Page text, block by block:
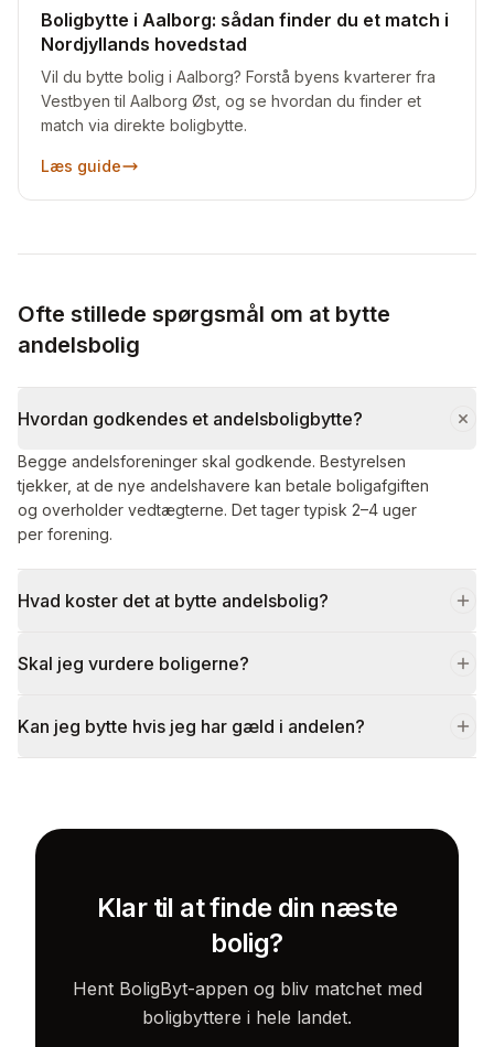
Boligbytte i Aalborg: sådan finder du et match i
Nordjyllands hovedstad
Vil du bytte bolig i Aalborg? Forstå byens kvarterer fra
Vestbyen til Aalborg Øst, og se hvordan du finder et
match via direkte boligbytte.
Læs guide
Ofte stillede spørgsmål om at bytte
andelsbolig
Hvordan godkendes et andelsboligbytte?
Begge andelsforeninger skal godkende. Bestyrelsen
tjekker, at de nye andelshavere kan betale boligafgiften
og overholder vedtægterne. Det tager typisk 2–4 uger
per forening.
Hvad koster det at bytte andelsbolig?
Skal jeg vurdere boligerne?
Kan jeg bytte hvis jeg har gæld i andelen?
Klar til at finde din næste
bolig?
Hent BoligByt-appen og bliv matchet med
boligbyttere i hele landet.